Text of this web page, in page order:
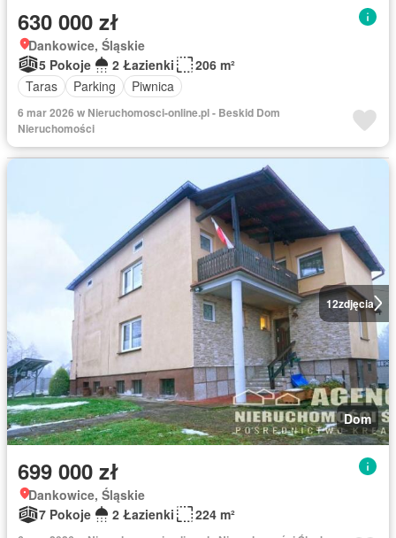
630 000 zł
Dankowice, Śląskie
5 Pokoje
2 Łazienki
206 m²
Taras
Parking Piwnica
6 mar 2026 w Nieruchomosci-online.pl - Beskid Dom
Nieruchomości
12zdjęcia
Dom
699 000 zł
Dankowice, Śląskie
7 Pokoje
2 Łazienki 224 m²